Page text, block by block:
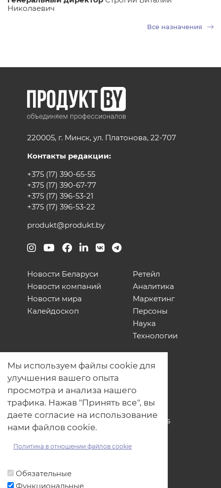
Николаевич
Все назначения
220005, г. Минск, ул. Платонова, 22-707
Контакты редакции:
+375 (17) 390-65-55
+375 (17) 390-67-77
+375 (17) 396-53-21
+375 (17) 396-53-22
produkt@produkt.by
Новости Беларуси
Новости компаний
Новости мира
Калейдоскоп
Ретейл
Аналитика
Маркетинг
Персоны
Наука
Технологии
О нас
Наши проекты
Связь с нами
Общая политика обработки
персональных данных
Политика обработки файлов Cookies
Политика обработки персональных
Мы используем файлы cookie для
улучшения вашего опыта
просмотра и анализа нашего
трафика. Нажав "Принять все", вы
даете согласие на использование
нами файлов cookie.
Политика в отношении файлов cookie
Обязательные
Функциональные